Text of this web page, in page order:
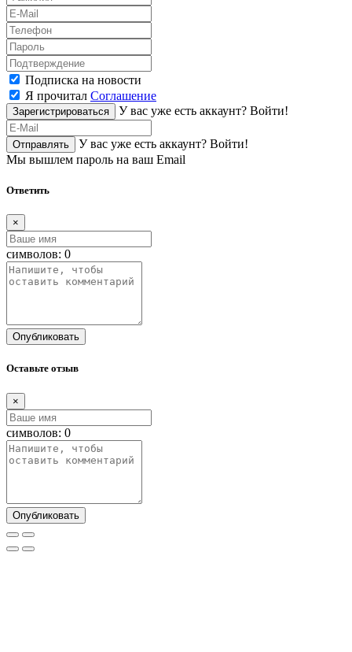
Подписка на новости
Я прочитал Соглашение
Зарегистрироваться У вас уже есть аккаунт? Войти!
Отправлять У вас уже есть аккаунт? Войти!
Мы вышлем пароль на ваш Email
Ответить
×
символов: 0
Опубликовать
Оставьте отзыв
×
символов: 0
Опубликовать